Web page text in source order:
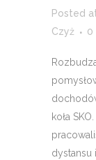
Posted
Czyż
0
koła
dystansu